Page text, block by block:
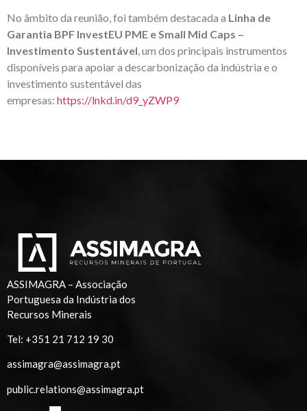
No âmbito da reunião, foi também destacada a Linha de
Garantia BPF InvestEU PME e Small Mid Caps –
Investimento Sustentável, um dos principais instrumentos
disponíveis para apoiar a descarbonização da indústria e o
investimento sustentável das
empresas: https://lnkd.in/d9_yZWP9
ASSIMAGRA – Associação
Portuguesa da Indústria dos
Recursos Minerais
Tel: +351 21 712 19 30
assimagra@assimagra.pt
public.relations@assimagra.pt